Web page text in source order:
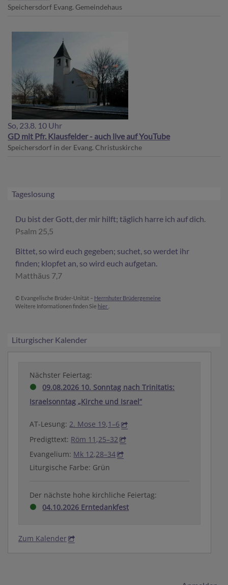
Speichersdorf Evang. Gemeindehaus
So, 23.8. 10 Uhr
GD mit Pfr. Klausfelder - auch live auf YouTube
Speichersdorf in der Evang. Christuskirche
Tageslosung
Du bist der Gott, der mir hilft; täglich harre ich auf dich.
Psalm 25,5
Bittet, so wird euch gegeben; suchet, so werdet ihr
finden; klopfet an, so wird euch aufgetan.
Matthäus 7,7
© Evangelische Brüder-Unität – Herrnhuter Brüdergemeine
Weitere Informationen finden Sie hier
Liturgischer Kalender
Nächster Feiertag:
09.08.2026 10. Sonntag nach Trinitatis:
Israelsonntag „Kirche und Israel“
AT-Lesung: 2. Mose 19,1–6
Predigttext: Röm 11,25–32
Evangelium: Mk 12,28–34
Liturgische Farbe: Grün
Der nächste hohe kirchliche Feiertag:
04.10.2026 Erntedankfest
Zum Kalender